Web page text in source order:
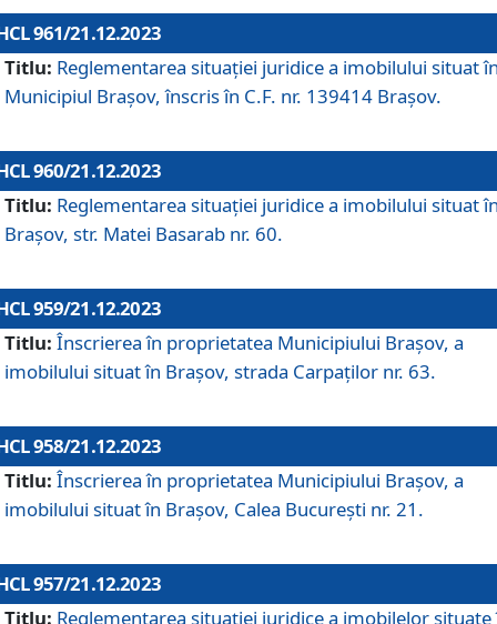
961/21.12.2023
Titlu: Reglementarea situației juridice a imobilului situat
Municipiul Brașov, înscris în C.F. nr. 139414 Brașov.
960/21.12.2023
Titlu: Reglementarea situației juridice a imobilului situat
Brașov, str. Matei Basarab nr. 60.
959/21.12.2023
Titlu: Înscrierea în proprietatea Municipiului Brașov, a
imobilului situat în Brașov, strada Carpaților nr. 63.
958/21.12.2023
Titlu: Înscrierea în proprietatea Municipiului Brașov, a
imobilului situat în Brașov, Calea București nr. 21.
957/21.12.2023
Titlu: Reglementarea situației juridice a imobilelor situate